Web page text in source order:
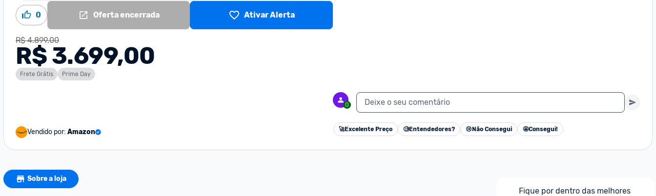
0 Oferta encerrada Ativar Alerta
R$ 4.899,00
R$ 3.699,00
Frete Grátis Prime Day
Vendido por: Amazon
0 Deixe o seu comentário
🚀Excelente Preço 🧐Entendedores? 😢 Não Consegui 🤩Consegui!
Sobre a loja
Fique por dentro das melhores